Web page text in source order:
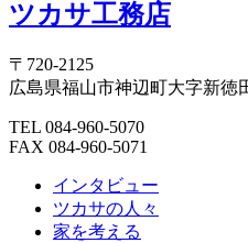
ツカサ工務店
〒720-2125
広島県福山市神辺町大字新徳
TEL 084-960-5070
FAX 084-960-5071
インタビュー
ツカサの人々
家を考える